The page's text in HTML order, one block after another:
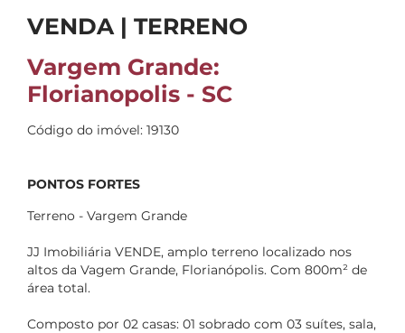
VENDA | TERRENO
Vargem Grande:
Florianopolis - SC
Código do imóvel: 19130
PONTOS FORTES
Terreno - Vargem Grande
JJ Imobiliária VENDE, amplo terreno localizado nos
altos da Vagem Grande, Florianópolis. Com 800m² de
área total.
Composto por 02 casas: 01 sobrado com 03 suítes, sala,